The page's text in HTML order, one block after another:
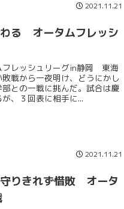
2021.11.21
る オータムフレッシ
フレッシュリーグin静岡 東海
戦から一夜明け、どうにかし
との一戦に挑んだ。試合は慶
、３回表に相手に...
2021.11.21
りきれず惜敗 オータ